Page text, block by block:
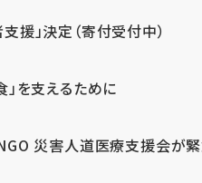
援」決定（寄付受付中）
」を支えるために
災害人道医療支援会が